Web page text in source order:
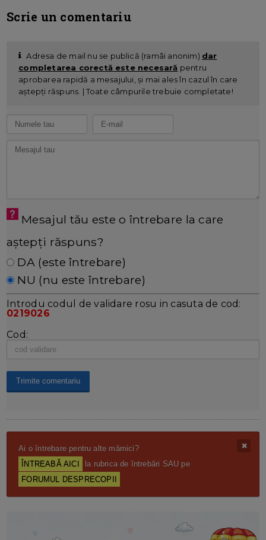
Scrie un comentariu
Adresa de mail nu se publică (ramâi anonim) dar
completarea corectă este necesară pentru
aprobarea rapidă a mesajului, și mai ales în cazul în care
aștepți răspuns. | Toate câmpurile trebuie completate!
Mesajul tău este o întrebare la care
aștepți răspuns?
DA (este întrebare)
NU (nu este întrebare)
Introdu codul de validare rosu in casuta de cod:
0219026
Cod:
Ai o întrebare pentru alte mămici?
ÎNTREABĂ AICI
la rubrica de întrebări SAU pe
FORUMUL DESPRECOPII